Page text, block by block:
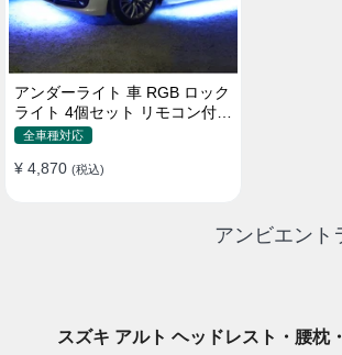
アンダーライト 車 RGB ロック
ライト 4個セット リモコン付き
ボタンスイッチ付き 多機能 車
水 おしゃれ
全車種対応
¥ 4,870 (税込)
アンビエント
スズキ アルト ヘッドレスト・腰枕